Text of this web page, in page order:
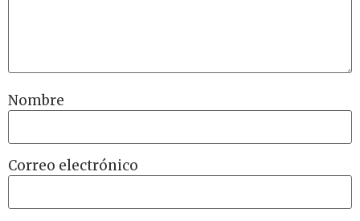
Nombre
Correo electrónico